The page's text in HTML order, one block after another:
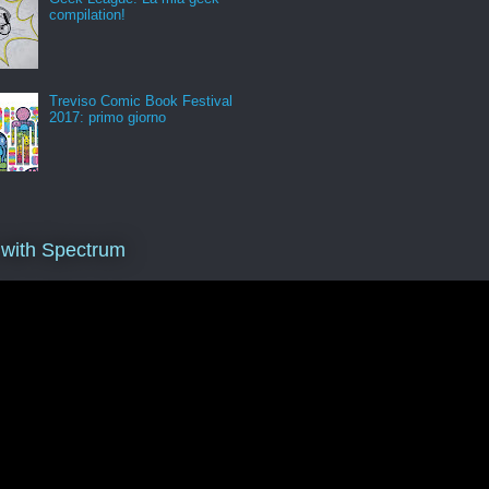
compilation!
Treviso Comic Book Festival
2017: primo giorno
Spectrum